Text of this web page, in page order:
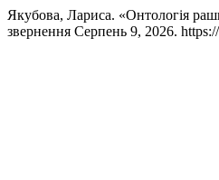
Якубова, Лариса. «Онтологія
звернення Серпень 9, 2026.